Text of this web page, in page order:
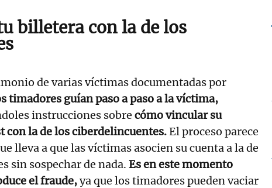
billetera con la de los
de varias víctimas documentadas por
timadores guían paso a paso a la víctima,
instrucciones sobre cómo vincular su
con la de los ciberdelincuentes.El proceso parece
lleva a que las víctimas asocien su cuenta a la de
sin sospechar de nada. Es en este momento
el fraude,ya que los timadores pueden vaciar